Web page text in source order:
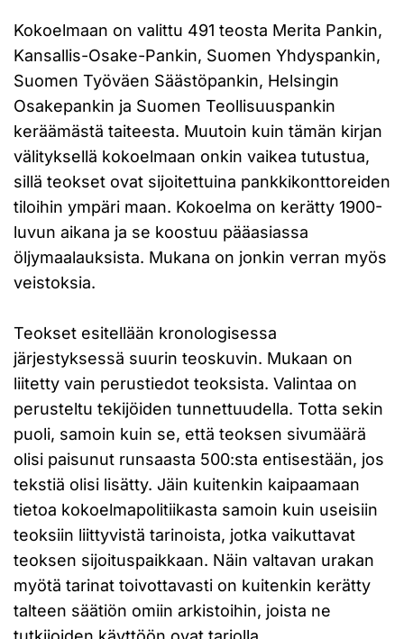
Kokoelmaan on valittu 491 teosta Merita Pankin,
Kansallis-Osake-Pankin, Suomen Yhdyspankin,
Suomen Työväen Säästöpankin, Helsingin
Osakepankin ja Suomen Teollisuuspankin
keräämästä taiteesta. Muutoin kuin tämän kirjan
välityksellä kokoelmaan onkin vaikea tutustua,
sillä teokset ovat sijoitettuina pankkikonttoreiden
tiloihin ympäri maan. Kokoelma on kerätty 1900-
luvun aikana ja se koostuu pääasiassa
öljymaalauksista. Mukana on jonkin verran myös
veistoksia.
Teokset esitellään kronologisessa
järjestyksessä suurin teoskuvin. Mukaan on
liitetty vain perustiedot teoksista. Valintaa on
perusteltu tekijöiden tunnettuudella. Totta sekin
puoli, samoin kuin se, että teoksen sivumäärä
olisi paisunut runsaasta 500:sta entisestään, jos
tekstiä olisi lisätty. Jäin kuitenkin kaipaamaan
tietoa kokoelmapolitiikasta samoin kuin useisiin
teoksiin liittyvistä tarinoista, jotka vaikuttavat
teoksen sijoituspaikkaan. Näin valtavan urakan
myötä tarinat toivottavasti on kuitenkin kerätty
talteen säätiön omiin arkistoihin, joista ne